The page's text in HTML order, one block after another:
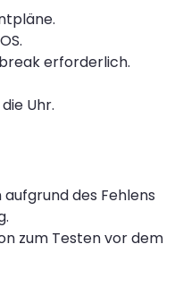
erforderlich.
Uhr.
des Fehlens
zum Testen vor dem